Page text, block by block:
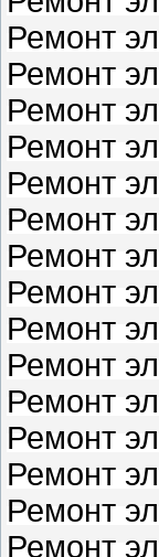
Ремонт
Ремонт
Ремонт
Ремонт
Ремонт
Ремонт
Ремонт
Ремонт
Ремонт
Ремонт
Ремонт
Ремонт
Ремонт
Ремонт
Ремонт